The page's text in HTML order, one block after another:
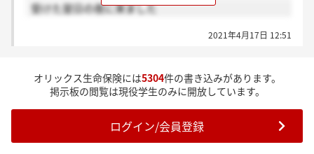
受けた翌日の夜に来ました
2021年4月17日 12:51
オリックス生命保険には5304件の書き込みがあります。
掲示板の閲覧は現役学生のみに開放しています。
ログイン/会員登録